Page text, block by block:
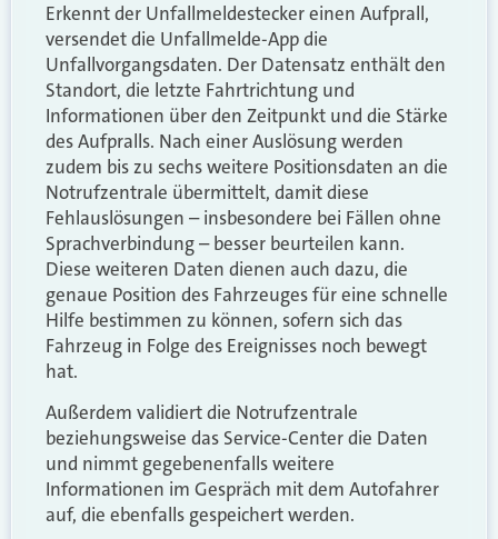
Erkennt der Unfallmeldestecker einen Aufprall,
versendet die Unfallmelde-App die
Unfallvorgangsdaten. Der Datensatz enthält den
Standort, die letzte Fahrtrichtung und
Informationen über den Zeitpunkt und die Stärke
des Aufpralls. Nach einer Auslösung werden
zudem bis zu sechs weitere Positionsdaten an die
Notrufzentrale übermittelt, damit diese
Fehlauslösungen – insbesondere bei Fällen ohne
Sprachverbindung – besser beurteilen kann.
Diese weiteren Daten dienen auch dazu, die
genaue Position des Fahrzeuges für eine schnelle
Hilfe bestimmen zu können, sofern sich das
Fahrzeug in Folge des Ereignisses noch bewegt
hat.
Außerdem validiert die Notrufzentrale
beziehungsweise das Service-Center die Daten
und nimmt gegebenenfalls weitere
Informationen im Gespräch mit dem Autofahrer
auf, die ebenfalls gespeichert werden.